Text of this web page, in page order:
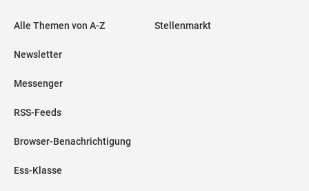
Alle Themen von A-Z
Newsletter
Messenger
RSS-Feeds
Browser-Benachrichtigung
Ess-Klasse
Stellenmarkt